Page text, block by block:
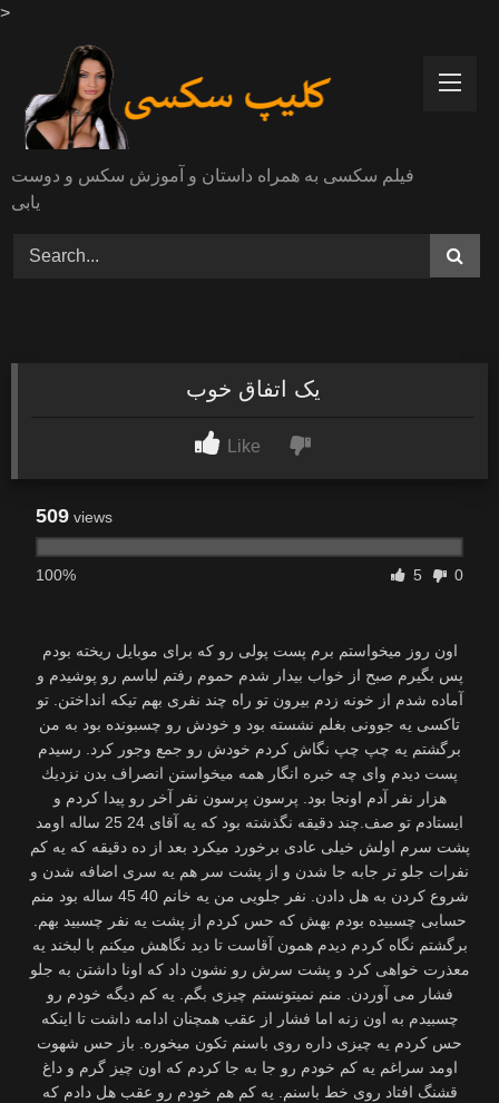
>
content
فیلم سکسی به همراه داستان و آموزش سکس و دوست
یابی
یک اتفاق خوب
Like
509 views
100% 5 0
اون روز میخواستم برم پست پولی رو كه برای موبایل ریخته بودم
پس بگیرم صبح از خواب بیدار شدم حموم رفتم لباسم رو پوشیدم و
آماده شدم از خونه زدم بیرون تو راه چند نفری بهم تیكه انداختن. تو
تاكسی یه جوونی بغلم نشسته بود و خودش رو چسبونده بود به من
برگشتم یه چپ چپ نگاش كردم خودش رو جمع وجور كرد. رسیدم
پست دیدم وای چه خبره انگار همه میخواستن انصراف بدن نزدیك
هزار نفر آدم اونجا بود. پرسون پرسون نفر آخر رو پیدا كردم و
ایستادم تو صف.چند دقیقه نگذشته بود كه یه آقای 24 25 ساله اومد
پشت سرم اولش خیلی عادی برخورد میكرد بعد از ده دقیقه كه یه كم
نفرات جلو تر جابه جا شدن و از پشت سر هم یه سری اضافه شدن و
شروع كردن به هل دادن. نفر جلویی من یه خانم 40 45 ساله بود منم
حسابی چسبیده بودم بهش كه حس كردم از پشت یه نفر چسبید بهم.
برگشتم نگاه كردم دیدم همون آقاست تا دید نگاهش میكنم با لبخند یه
معذرت خواهی كرد و پشت سرش رو نشون داد كه اونا داشتن به جلو
فشار می آوردن. منم نمیتونستم چیزی بگم. یه كم دیگه خودم رو
چسبیدم به اون زنه اما فشار از عقب همچنان ادامه داشت تا اینكه
حس كردم یه چیزی داره روی باسنم تكون میخوره. باز حس شهوت
اومد سراغم یه كم خودم رو جا به جا كردم كه اون چیز گرم و داغ
قشنگ افتاد روی خط باسنم. یه كم هم خودم رو عقب هل دادم كه